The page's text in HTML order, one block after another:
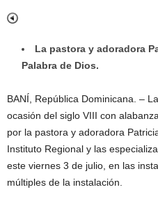
La pastora y adoradora
Palabra de Dios.
BANÍ, República Dominicana. –
ocasión del siglo VIII con
por la pastora y adoradora
Instituto Regional y las
este viernes 3 de julio, en las
múltiples de la instalación.